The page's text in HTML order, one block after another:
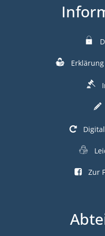
Zur